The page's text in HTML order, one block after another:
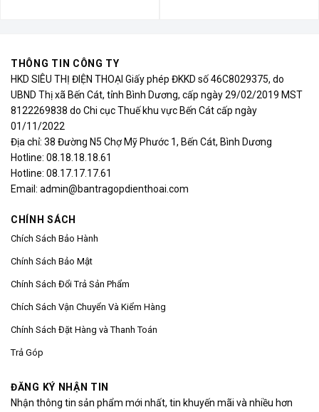
THÔNG TIN CÔNG TY
HKD SIÊU THỊ ĐIỆN THOẠI Giấy phép ĐKKD số 46C8029375, do
UBND Thị xã Bến Cát, tỉnh Bình Dương, cấp ngày 29/02/2019 MST
8122269838 do Chi cục Thuế khu vực Bến Cát cấp ngày
01/11/2022
Địa chỉ: 38 Đường N5 Chợ Mỹ Phước 1, Bến Cát, Bình Dương
Hotline: 08.18.18.18.61
Hotline: 08.17.17.17.61
Email: admin@bantragopdienthoai.com
CHÍNH SÁCH
Chích Sách Bảo Hành
Chính Sách Bảo Mật
Chính Sách Đổi Trả Sản Phẩm
Chích Sách Vận Chuyển Và Kiểm Hàng
Chính Sách Đặt Hàng và Thanh Toán
Trả Góp
ĐĂNG KÝ NHẬN TIN
Nhận thông tin sản phẩm mới nhất, tin khuyến mãi và nhiều hơn